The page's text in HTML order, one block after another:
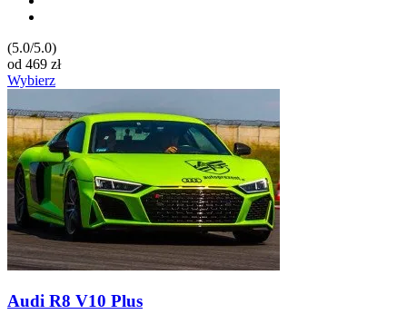
(5.0/5.0)
od 469 zł
Wybierz
Audi R8 V10 Plus